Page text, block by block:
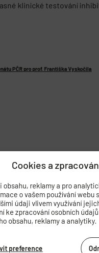
Cookies a
obsahu, reklamy a pro
o vašem používání webu
údaji vlivem využívání
ke zpracování osobních
obsahu, reklamy a analytiky.
preference
klinické testování
PČR pro prof. Františka Vyskočila